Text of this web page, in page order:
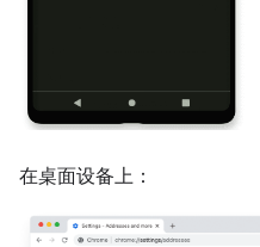
在桌面设备上：